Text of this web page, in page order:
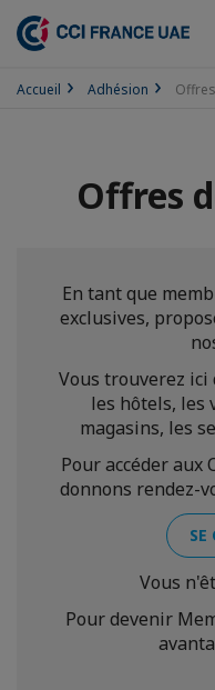
Accueil Adhésion
Offres
En tant que
exclusives,
Vous trouverez
les hôtels, les
magasins, les
Pour accéder aux
donnons rendez-
SE
Vous
Pour devenir